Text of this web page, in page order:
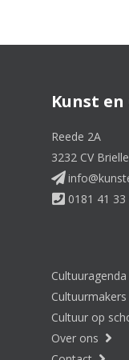
Kunst
Reede 2A
3232 CV Brielle
0181 41 33
Cultuuragenda
Cultuurmakers
Cultuur op
Over ons